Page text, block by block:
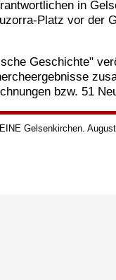
in
Platz vor der
Geschichte"
bzw. 51
Gelsenkirchen.